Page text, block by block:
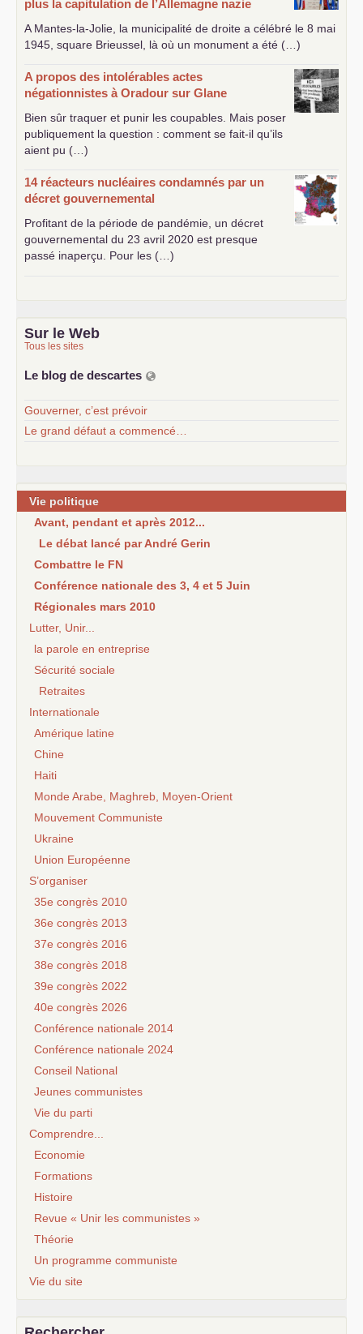
plus la capitulation de l’Allemagne nazie
A Mantes-la-Jolie, la municipalité de droite a célébré le 8 mai
1945, square Brieussel, là où un monument a été (…)
A propos des intolérables actes
négationnistes à Oradour sur Glane
Bien sûr traquer et punir les coupables. Mais poser
publiquement la question : comment se fait-il qu’ils
aient pu (…)
14 réacteurs nucléaires condamnés par un
décret gouvernemental
Profitant de la période de pandémie, un décret
gouvernemental du 23 avril 2020 est presque
passé inaperçu. Pour les (…)
Sur le Web
Tous les sites
Le blog de descartes
Gouverner, c’est prévoir
Le grand défaut a commencé…
Vie politique
Avant, pendant et après 2012...
Le débat lancé par André Gerin
Combattre le FN
Conférence nationale des 3, 4 et 5 Juin
Régionales mars 2010
Lutter, Unir...
la parole en entreprise
Sécurité sociale
Retraites
Internationale
Amérique latine
Chine
Haiti
Monde Arabe, Maghreb, Moyen-Orient
Mouvement Communiste
Ukraine
Union Européenne
S’organiser
35e congrès 2010
36e congrès 2013
37e congrès 2016
38e congrès 2018
39e congrès 2022
40e congrès 2026
Conférence nationale 2014
Conférence nationale 2024
Conseil National
Jeunes communistes
Vie du parti
Comprendre...
Economie
Formations
Histoire
Revue « Unir les communistes »
Théorie
Un programme communiste
Vie du site